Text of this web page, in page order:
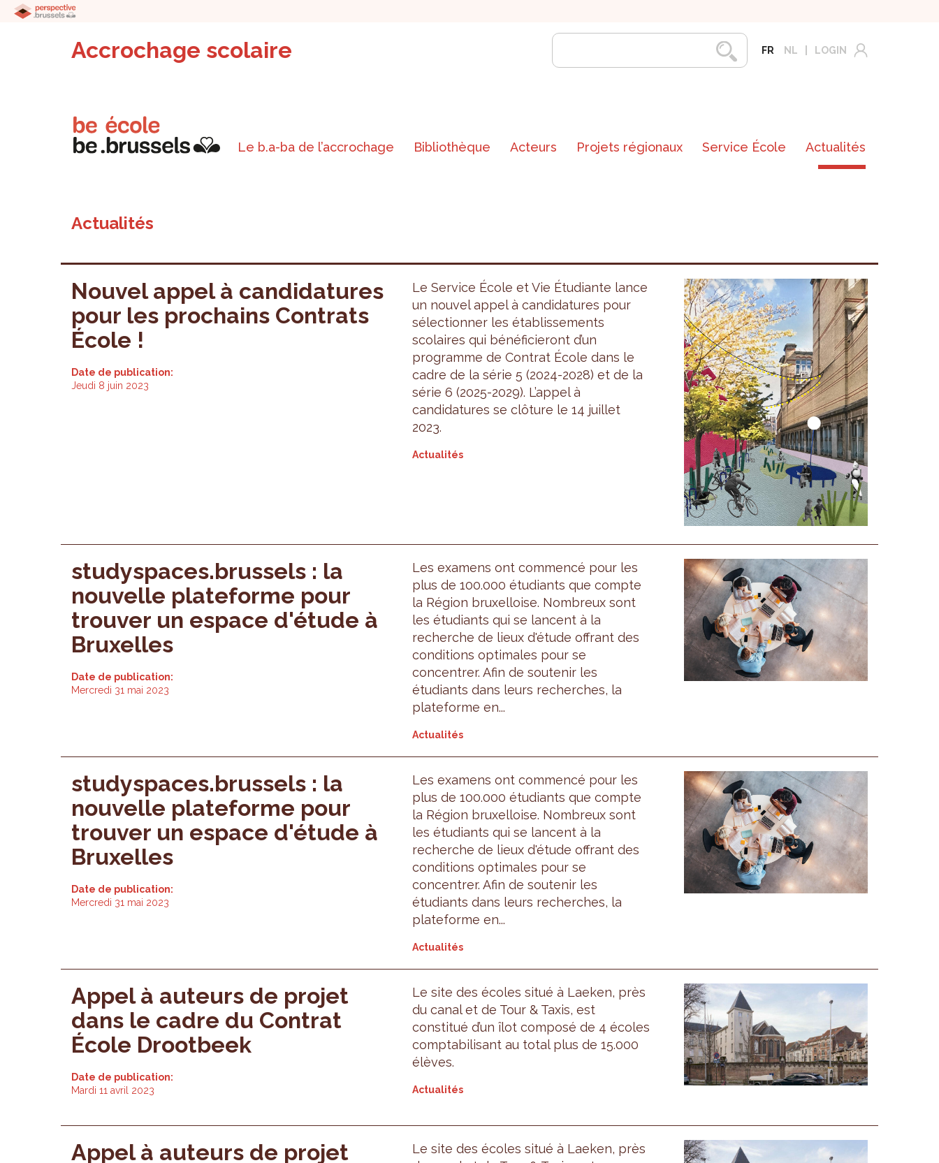
Accrochage scolaire FR NL LOGIN
Le b.a-ba de l’accrochage Bibliothèque Acteurs Projets régionaux Service École Actualités
Actualités
Nouvel appel à candidatures
pour les prochains Contrats
École !
Date de publication:
Jeudi 8 juin 2023
Le Service École et Vie Étudiante lance
un nouvel appel à candidatures pour
sélectionner les établissements
scolaires qui bénéficieront d’un
programme de Contrat École dans le
cadre de la série 5 (2024-2028) et de la
série 6 (2025-2029). L’appel à
candidatures se clôture le 14 juillet
2023.
Actualités
studyspaces.brussels : la
nouvelle plateforme pour
trouver un espace d'étude à
Bruxelles
Date de publication:
Mercredi 31 mai 2023
Les examens ont commencé pour les
plus de 100.000 étudiants que compte
la Région bruxelloise. Nombreux sont
les étudiants qui se lancent à la
recherche de lieux d'étude offrant des
conditions optimales pour se
concentrer. Afin de soutenir les
étudiants dans leurs recherches, la
plateforme en...
Actualités
studyspaces.brussels : la
nouvelle plateforme pour
trouver un espace d'étude à
Bruxelles
Date de publication:
Mercredi 31 mai 2023
Les examens ont commencé pour les
plus de 100.000 étudiants que compte
la Région bruxelloise. Nombreux sont
les étudiants qui se lancent à la
recherche de lieux d'étude offrant des
conditions optimales pour se
concentrer. Afin de soutenir les
étudiants dans leurs recherches, la
plateforme en...
Actualités
Appel à auteurs de projet
dans le cadre du Contrat
École Drootbeek
Date de publication:
Mardi 11 avril 2023
Le site des écoles situé à Laeken, près
du canal et de Tour & Taxis, est
constitué d’un îlot composé de 4 écoles
comptabilisant au total plus de 15.000
élèves.
Actualités
Appel à auteurs de projet
Le site des écoles situé à Laeken, près